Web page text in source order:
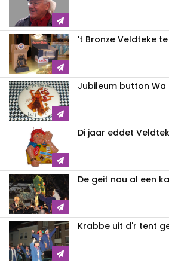
't Bronze Veldteke
Jubileum button Wa
Di jaar eddet
De geit nou al een
Krabbe uit d'r tent